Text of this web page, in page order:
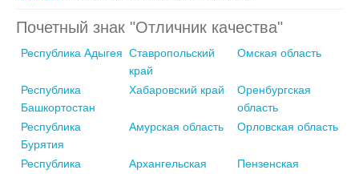
Почетный знак "Отличник качества"
Республика Адыгея Ставропольский
край
Омская область
Республика
Башкортостан
Хабаровский край
Оренбургская
область
Республика
Бурятия
Амурская область Орловская область
Республика
Архангельская
Пензенская